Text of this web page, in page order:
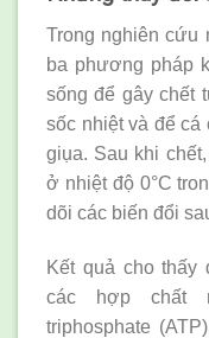
Trong nghiên cứu
ba phương pháp
sống để gây chết
sốc nhiệt và để cá
giụa. Sau khi
ở nhiệt độ 0°C
dõi các biến đổi
Kết quả cho
các hợp chất
triphosphate